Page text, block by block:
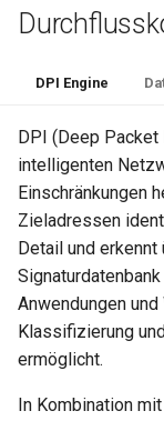
DPI Engine
DPI (Deep
intelligenten
Einschränkungen
Zieladressen
Detail und
Anwendungen
Klassifizierung
ermöglicht.
In Kombination mit